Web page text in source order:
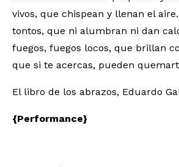
vivos, que chispean y llenan el
tontos, que ni alumbran ni dan
fuegos, fuegos locos, que brillan
que si te acercas, pueden
El libro de los abrazos, Eduardo
{Performance}